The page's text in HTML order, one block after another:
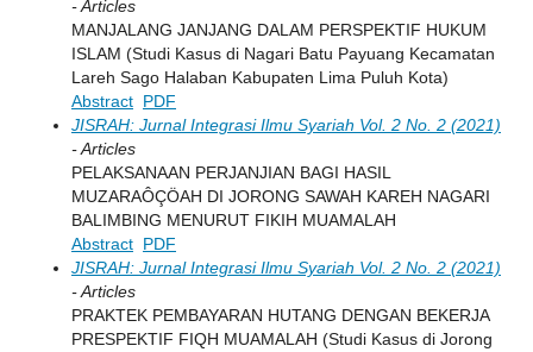
- Articles
MANJALANG JANJANG DALAM PERSPEKTIF HUKUM
ISLAM (Studi Kasus di Nagari Batu Payuang Kecamatan
Lareh Sago Halaban Kabupaten Lima Puluh Kota)
Abstract PDF
JISRAH: Jurnal Integrasi Ilmu Syariah Vol. 2 No. 2 (2021)
- Articles
PELAKSANAAN PERJANJIAN BAGI HASIL
MUZARAÔÇÖAH DI JORONG SAWAH KAREH NAGARI
BALIMBING MENURUT FIKIH MUAMALAH
Abstract PDF
JISRAH: Jurnal Integrasi Ilmu Syariah Vol. 2 No. 2 (2021)
- Articles
PRAKTEK PEMBAYARAN HUTANG DENGAN BEKERJA
PRESPEKTIF FIQH MUAMALAH (Studi Kasus di Jorong